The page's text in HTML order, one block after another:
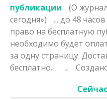
публикации
(О
сегодня»)
... до 48
право на бесплатную
необходимо будет
за одну страницу.
бесплатно. ...